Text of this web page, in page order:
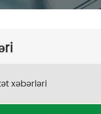
xəbərləri